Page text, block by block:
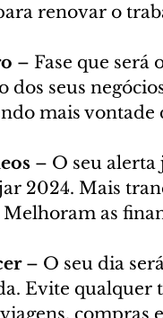
renovar o
– Fase que será
dos seus
mais vontade
– O seu alerta
2024. Mais
as
– O seu dia
Evite qualquer